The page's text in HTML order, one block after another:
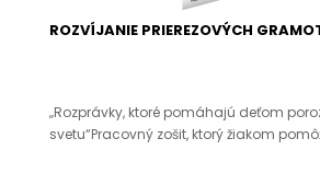
ROZVÍJANIE PRIEREZOVÝCH
„Rozprávky, ktoré pomáhajú deťom
svetu“Pracovný zošit, ktorý žiakom